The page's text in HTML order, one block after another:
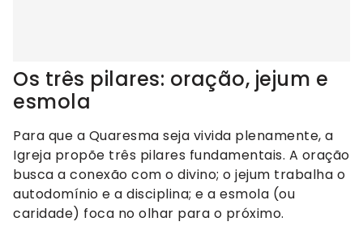
Os três pilares: oração, jejum e
esmola
Para que a Quaresma seja vivida plenamente, a
Igreja propõe três pilares fundamentais. A oração
busca a conexão com o divino; o jejum trabalha o
autodomínio e a disciplina; e a esmola (ou
caridade) foca no olhar para o próximo.